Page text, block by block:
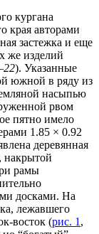
кургана
края авторами
застежка и еще
же изделий
). Указанные
южной в ряду из
насыпью
рвом
пятно имело
1.85 × 0.92
деревянная
накрытой
рамы
досками. На
лежавшего
восток (рис. 1 ,